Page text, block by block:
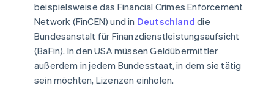
beispielsweise das Financial Crimes Enforcement
Network (FinCEN) und in Deutschland die
Bundesanstalt für Finanzdienstleistungsaufsicht
(BaFin). In den USA müssen Geldübermittler
außerdem in jedem Bundesstaat, in dem sie tätig
sein möchten, Lizenzen einholen.